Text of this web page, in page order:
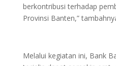
berkontribusi terhadap
Provinsi Banten,”
Melalui kegiatan ini, Bank